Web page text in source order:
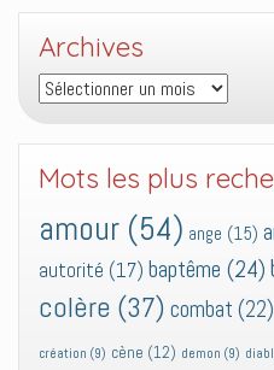
Archives
Archives
Mots les plus
amour (54) ange (15)
autorité (17) baptême (24)
colère (37) combat (22)
création (9) cène (12) demon (9)